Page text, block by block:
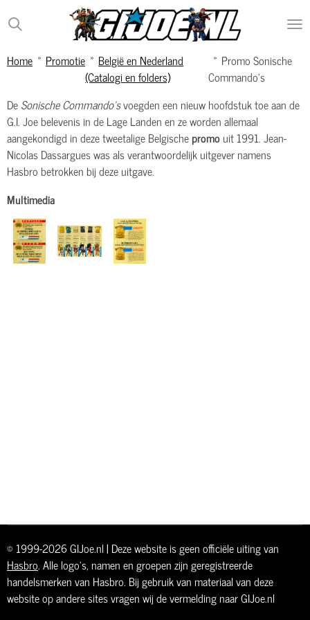
Ga
direct
de
Home » Promotie » België en Nederland
(Catalogi en folders)
» Promo Sonische
Commando's
DeSonische Commando'svoegden een nieuw hoofdstuk toe aan de
G.I. Joe belevenis in de Lage Landen en ze worden allemaal
aangekondigd in deze tweetalige Belgischepromouit 1991. Jean-
Nicolas Dassargues was als verantwoordelijk uitgever namens
Hasbro betrokken bij deze uitgave.
Multimedia
© 1999-2026 GIJoe.nl | Deze website is geen officiële uiting van
Hasbro. Alle logo's, namen en groepen zijn geregistreerde
handelsmerken van Hasbro. Bij gebruik van materiaal van deze
website op andere sites vragen wij de vermelding naar GIJoe.nl